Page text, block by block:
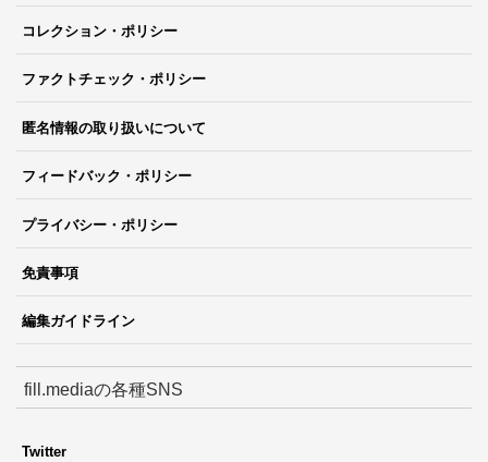
コレクション・ポリシー
ファクトチェック・ポリシー
匿名情報の取り扱いについて
フィードバック・ポリシー
プライバシー・ポリシー
免責事項
編集ガイドライン
fill.mediaの各種SNS
Twitter